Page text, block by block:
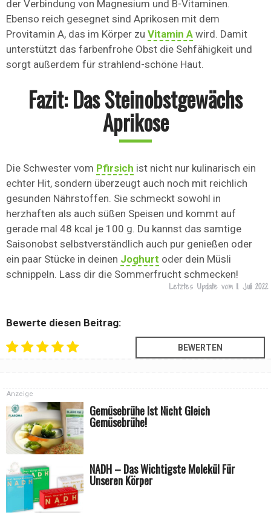
der Verbindung von Magnesium und B-Vitaminen.
Ebenso reich gesegnet sind Aprikosen mit dem
Provitamin A, das im Körper zu Vitamin A wird. Damit
unterstützt das farbenfrohe Obst die Sehfähigkeit und
sorgt außerdem für strahlend-schöne Haut.
Fazit: Das Steinobstgewächs
Aprikose
Die Schwester vom Pfirsich ist nicht nur kulinarisch ein
echter Hit, sondern überzeugt auch noch mit reichlich
gesunden Nährstoffen. Sie schmeckt sowohl in
herzhaften als auch süßen Speisen und kommt auf
gerade mal 48 kcal je 100 g. Du kannst das samtige
Saisonobst selbstverständlich auch pur genießen oder
ein paar Stücke in deinen Joghurt oder dein Müsli
schnippeln. Lass dir die Sommerfrucht schmecken!
Letztes Update vom 11. Juli 2022
Bewerte diesen Beitrag:
Gemüsebrühe Ist Nicht Gleich
Gemüsebrühe!
Anzeige
NADH – Das Wichtigste Molekül Für
Unseren Körper